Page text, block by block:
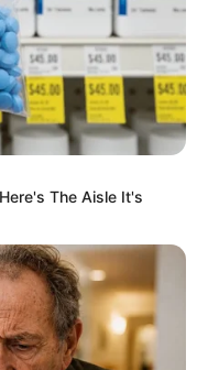
The Aisle It's